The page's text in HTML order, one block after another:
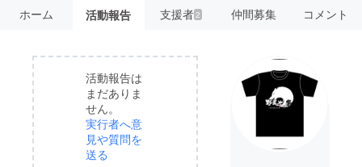
ホーム 活動報告 支援者 2 仲間募集 コメント
活動報告は
まだありま
せん。
実行者へ意
見や質問を
送る